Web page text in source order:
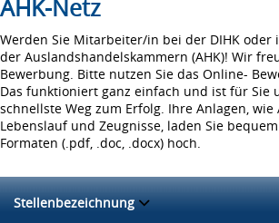
AHK-Netz
Werden Sie Mitarbeiter/in bei der DIHK oder
der Auslandshandelskammern (AHK)! Wir
Bewerbung. Bitte nutzen Sie das Online-
Das funktioniert ganz einfach und ist für Sie
schnellste Weg zum Erfolg. Ihre Anlagen, wie
Lebenslauf und Zeugnisse, laden Sie
Formaten (.pdf, .doc, .docx) hoch.
Stellenbezeichnung